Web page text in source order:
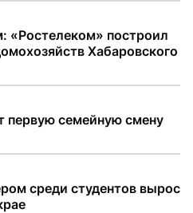
«Ростелеком» построил
Хабаровского
первую семейную смену
среди студентов вырос